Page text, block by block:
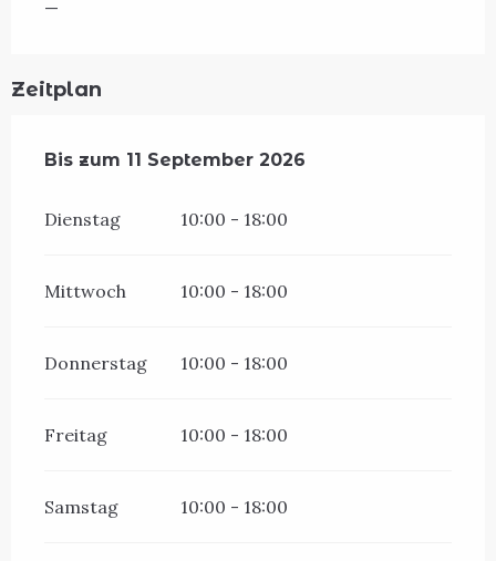
—
Zeitplan
vom11 April 2026bis zum11 September 2026
Bis zum 11 September 2026
Dienstag 10:00 - 18:00
Mittwoch 10:00 - 18:00
Donnerstag 10:00 - 18:00
Freitag 10:00 - 18:00
Samstag 10:00 - 18:00